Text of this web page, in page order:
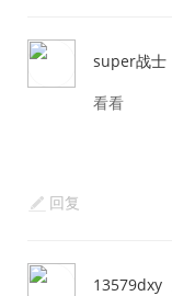
super战士
看看
回复
13579dxy